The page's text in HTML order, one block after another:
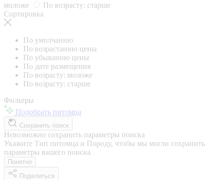
моложе
По возрасту: старше
Сортировка
По умолчанию
По возрастанию цены
По убыванию цены
По дате размещения
По возрасту: моложе
По возрасту: старше
Фильтры
Подобрать питомца
Сохранить поиск
Невозможно сохранить параметры поиска
Укажите Тип питомца и Породу, чтобы мы могли сохранить
параметры вашего поиска
Понятно
Поделиться